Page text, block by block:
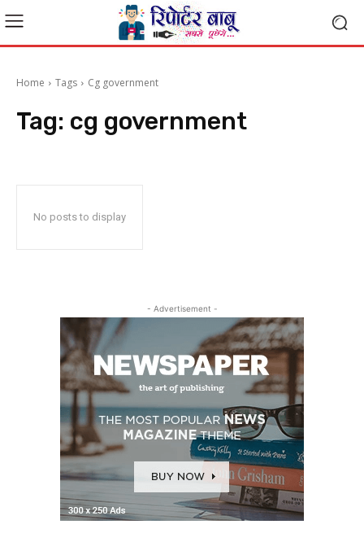
Home Tags Cg government
Tag: cg government
No posts to display
- Advertisement -